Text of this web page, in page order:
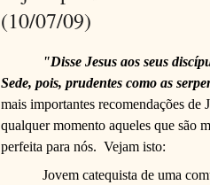
(10/07/09)
"Disse Jesus aos seus
Sede, pois, prudentes como as
mais importantes recomendações de
qualquer momento aqueles que são
perfeita para nós. Vejam isto:
Jovem catequista de uma